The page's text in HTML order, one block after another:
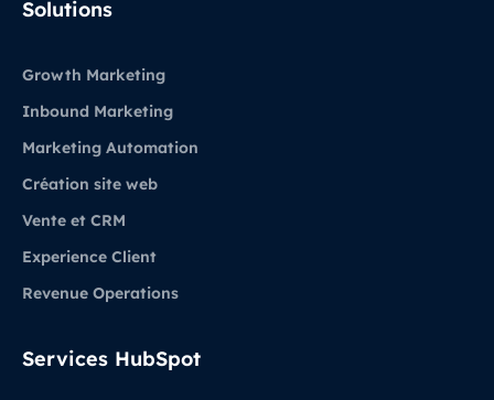
Solutions
Growth Marketing
Inbound Marketing
Marketing Automation
Création site web
Vente et CRM
Experience Client
Revenue Operations
Services HubSpot